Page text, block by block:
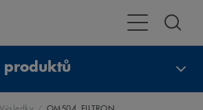
Přepnout